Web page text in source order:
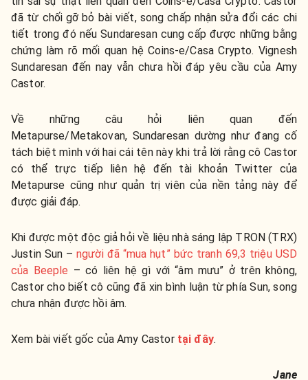
đã từ chối gỡ bỏ bài viết, song chấp nhận sửa đổi các chi
tiết trong đó nếu Sundaresan cung cấp được những bằng
chứng làm rõ mối quan hệ Coins-e/Casa Crypto. Vignesh
Sundaresan đến nay vẫn chưa hồi đáp yêu cầu của Amy
Castor.
Về những câu hỏi liên quan đến
Metapurse/Metakovan, Sundaresan dường như đang cố
tách biệt mình với hai cái tên này khi trả lời rằng cô Castor
có thể trực tiếp liên hệ đến tài khoản Twitter của
Metapurse cũng như quản trị viên của nền tảng này để
được giải đáp.
Khi được một độc giả hỏi về liệu nhà sáng lập TRON (TRX)
Justin Sun –người đã “mua hụt” bức tranh 69,3 triệu USD
của Beeple – có liên hệ gì với “âm mưu” ở trên không,
Castor cho biết cô cũng đã xin bình luận từ phía Sun, song
chưa nhận được hồi âm.
Xem bài viết gốc của Amy Castor tại đây.
Jane